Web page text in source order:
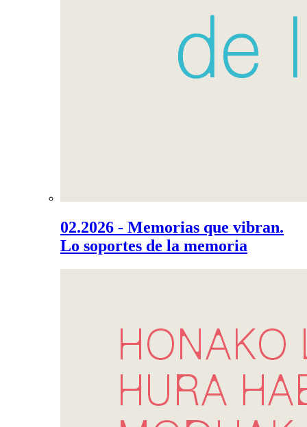
02.2026 - Memorias que vibran.
Lo soportes de la memoria